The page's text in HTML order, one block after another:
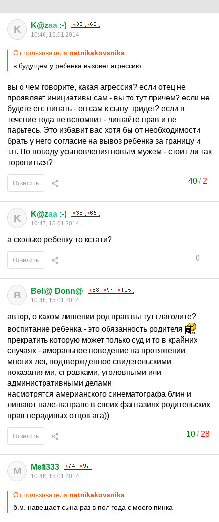
K K@zаа :-)
10:46, 15.01.2014
От пользователя netnikakovanika
в будущем у ребенка вызовет агрессию..
вы о чем говорите, какая агрессия? если отец не
проявляет инициативы сам - вы то тут причем? если не
будете его пинать - он сам к сыну придет? если в
течение года не вспомнит - лишайте прав и не
парьтесь. Это избавит вас хотя бы от необходимости
брать у него согласие на вывоз ребенка за границу и
т.п. По поводу усыновления новым мужем - стоит ли так
торопиться?
40 / 2
Ответить
K K@zаа :-)
10:47, 15.01.2014
а сколько ребенку то кстати?
0
Ответить
B Bell@ Donn@
10:48, 15.01.2014
автор, о каком лишении род прав вы тут глаголите?
воспитание ребенка - это обязанность родителя
прекратить которую может только суд и то в крайних
случаях - аморальное поведение на протяжении
многих лет, подтвержденное свидетельскими
показаниями, справками, уголовными или
административными делами
насмотрятся америанского синематографа блин и
лишают нале-направо в своих фантазиях родительских
прав нерадивых отцов ага))
10/ 28
Ответить
M Mefi333
10:48, 15.01.2014
От пользователя netnikakovanika
б.м. навещает сына раз в пол года с моего пинка